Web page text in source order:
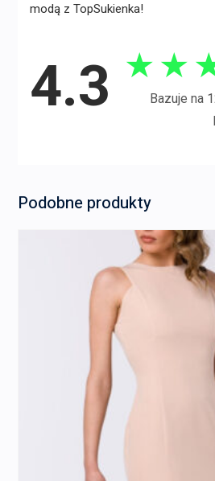
modą z TopSukienka!
4.3 ★ ★
Bazuje na
Podobne produkty